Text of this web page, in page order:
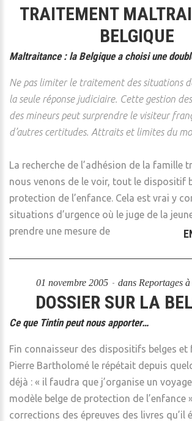
TRAITEMENT
BELGIQUE
Maltraitance : la Belgique a choisi une
Ne pas limiter le traitement des situations
la seule réponse judiciaire. Cette gestion
des mineurs peut surprendre le visiteur
d’autres certitudes. Attraits et limites du
La recherche de l’adhésion de la famille
nous venons de le voir, tout le dispositif
protection de l’enfance. Cela est vrai y
situations d’urgence où le juge de la
prendre une mesure de
01 novembre 2005 dans Reportages
DOSSIER SUR LA
Ce que Tintin peut nous apporter…
Fin connaisseur des dispositifs belges et
Pierre Bartholomé le répétait depuis
déjà : « il faudra que j’organise un
modèle belge de protection de l’enfance
corrections des épreuves des livres qu’il